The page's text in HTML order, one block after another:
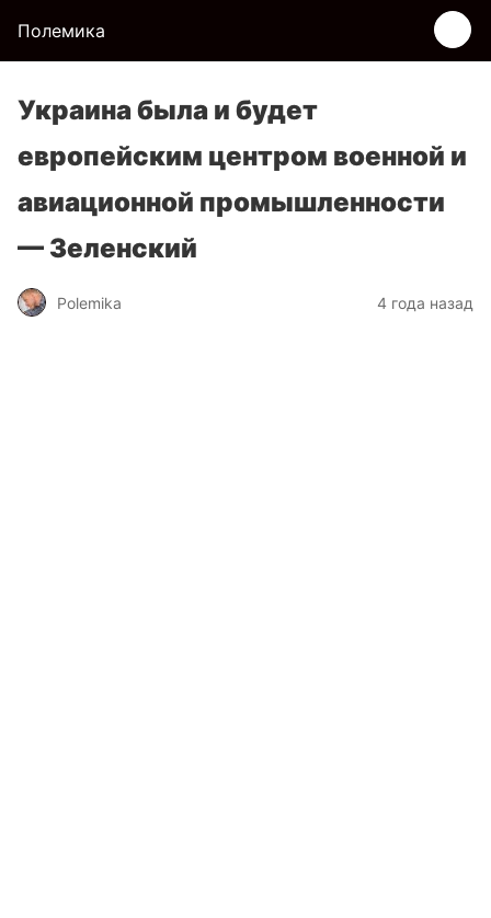
Полемика
Украина была и будет
европейским центром военной и
авиационной промышленности
— Зеленский
Polemika 4 года назад